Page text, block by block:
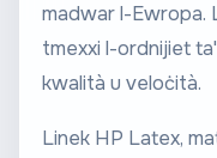
madwar l-Ewropa.
tmexxi l-ordnijiet
kwalità u veloċità.
Linek HP Latex,